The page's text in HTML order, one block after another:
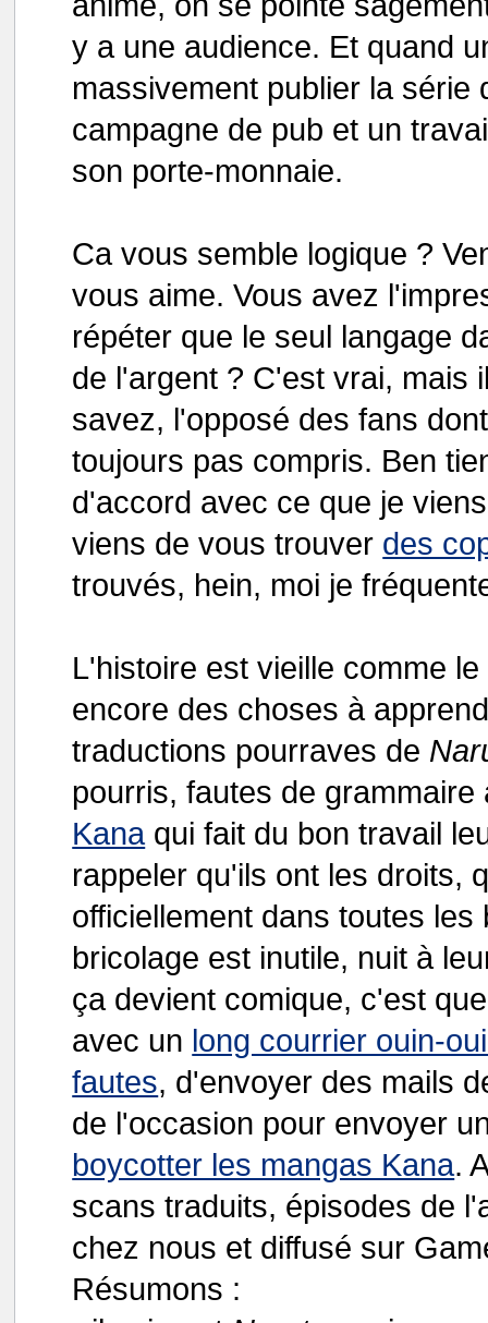
y a une audience. Et quand
massivement publier la
campagne de pub et un
son porte-monnaie.
Ca vous semble logique ?
vous aime. Vous avez
répéter que le seul langage
de l'argent ? C'est vrai, mais
savez, l'opposé des fans
toujours pas compris. Ben
d'accord avec ce que je
viens de vous trouver des
trouvés, hein, moi je
L'histoire est vieille comme
encore des choses à
traductions pourraves de
pourris, fautes de
Kanaqui fait du bon travail
rappeler qu'ils ont les droits,
officiellement dans toutes
bricolage est inutile, nuit à
ça devient comique, c'est
avec un long courrier ouin-
fautes, d'envoyer des mails
de l'occasion pour envoyer
boycotter les mangas Kana.
scans traduits, épisodes de
chez nous et diffusé sur
Résumons :